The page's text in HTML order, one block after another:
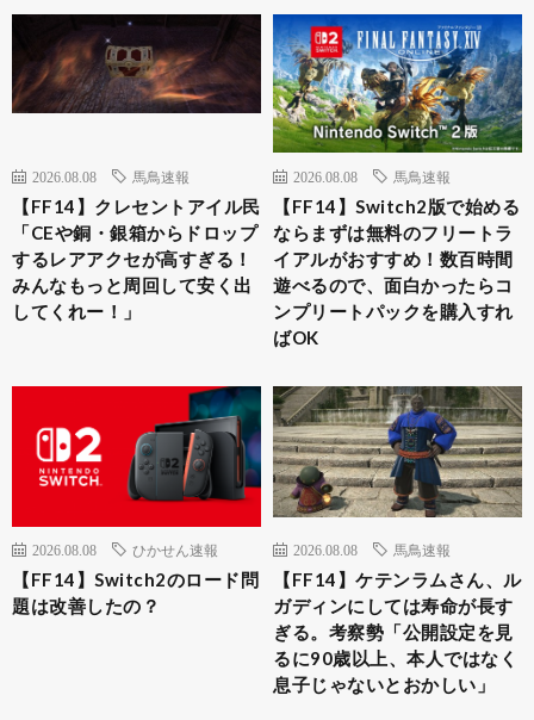
2026.08.08 馬鳥速報
【FF14】クレセントアイル民
「CEや銅・銀箱からドロップ
するレアアクセが高すぎる！
みんなもっと周回して安く出
してくれー！」
2026.08.08 馬鳥速報
【FF14】Switch2版で始める
ならまずは無料のフリートラ
イアルがおすすめ！数百時間
遊べるので、面白かったらコ
ンプリートパックを購入すれ
ばOK
2026.08.08 ひかせん速報
【FF14】Switch2のロード問
題は改善したの？
2026.08.08 馬鳥速報
【FF14】ケテンラムさん、ル
ガディンにしては寿命が長す
ぎる。考察勢「公開設定を見
るに90歳以上、本人ではなく
息子じゃないとおかしい」